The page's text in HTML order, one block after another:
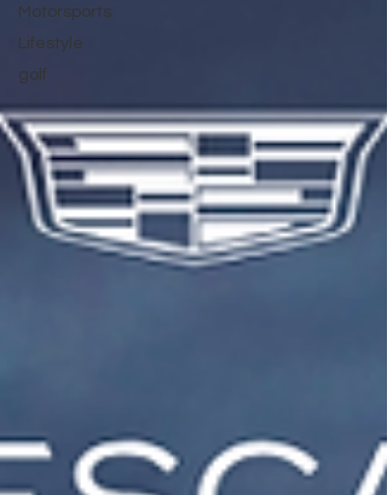
Motorsports
Lifestyle
golf